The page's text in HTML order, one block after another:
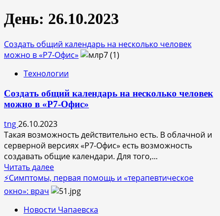
День: 26.10.2023
Создать общий календарь на несколько человек
можно в «Р7-Офис»
Технологии
Создать общий календарь на несколько человек
можно в «Р7-Офис»
tng26.10.2023
Такая возможность действительно есть. В облачной и
серверной версиях «Р7-Офис» есть возможность
создавать общие календари. Для того,...
Читать далееПрочитать
больше
о
Создать
общий
⚡Симптомы, первая помощь и «терапевтическое
окно»: врач
Новости Чапаевска